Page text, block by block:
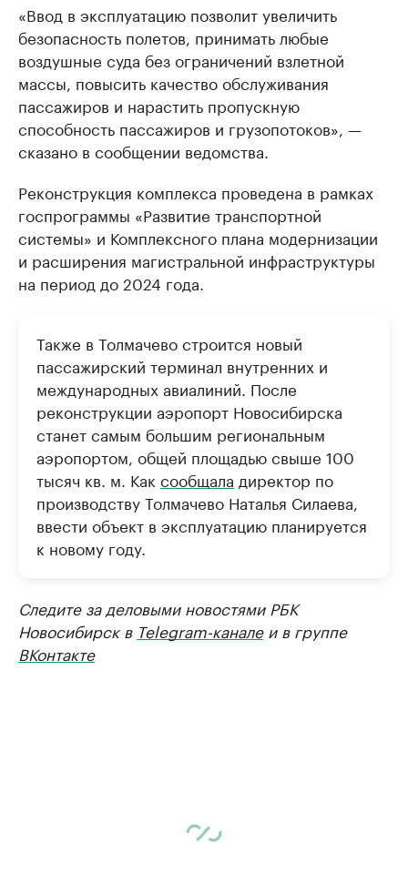
«Ввод в эксплуатацию позволит увеличить
безопасность полетов, принимать любые
воздушные суда без ограничений взлетной
массы, повысить качество обслуживания
пассажиров и нарастить пропускную
способность пассажиров и грузопотоков», —
сказано в сообщении ведомства.
Реконструкция комплекса проведена в рамках
госпрограммы «Развитие транспортной
системы» и Комплексного плана модернизации
и расширения магистральной инфраструктуры
на период до 2024 года.
Также в Толмачево строится новый
пассажирский терминал внутренних и
международных авиалиний. После
реконструкции аэропорт Новосибирска
станет самым большим региональным
аэропортом, общей площадью свыше 100
тысяч кв. м. Как сообщала директор по
производству Толмачево Наталья Силаева,
ввести объект в эксплуатацию планируется
к новому году.
Следите за деловыми новостями РБК
Новосибирск в Telegram-каналеи в группе
ВКонтакте